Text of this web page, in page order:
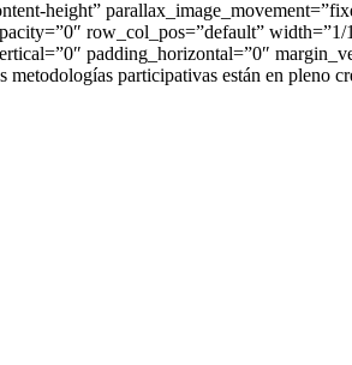
height”
row_col_pos=”default”
padding_horizontal=”0″
participativas están en pleno